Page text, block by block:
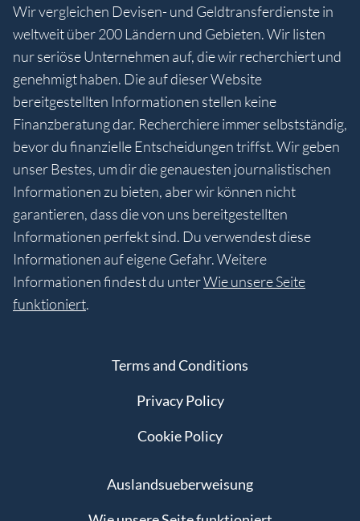
Wir vergleichen Devisen- und Geldtransferdienste in
weltweit über 200 Ländern und Gebieten. Wir listen
nur seriöse Unternehmen auf, die wir recherchiert und
genehmigt haben. Die auf dieser Website
bereitgestellten Informationen stellen keine
Finanzberatung dar. Recherchiere immer selbstständig,
bevor du finanzielle Entscheidungen triffst. Wir geben
unser Bestes, um dir die genauesten journalistischen
Informationen zu bieten, aber wir können nicht
garantieren, dass die von uns bereitgestellten
Informationen perfekt sind. Du verwendest diese
Informationen auf eigene Gefahr. Weitere
Informationen findest du unterWie unsere Seite
funktioniert.
Terms and Conditions
Privacy Policy
Cookie Policy
Auslandsueberweisung